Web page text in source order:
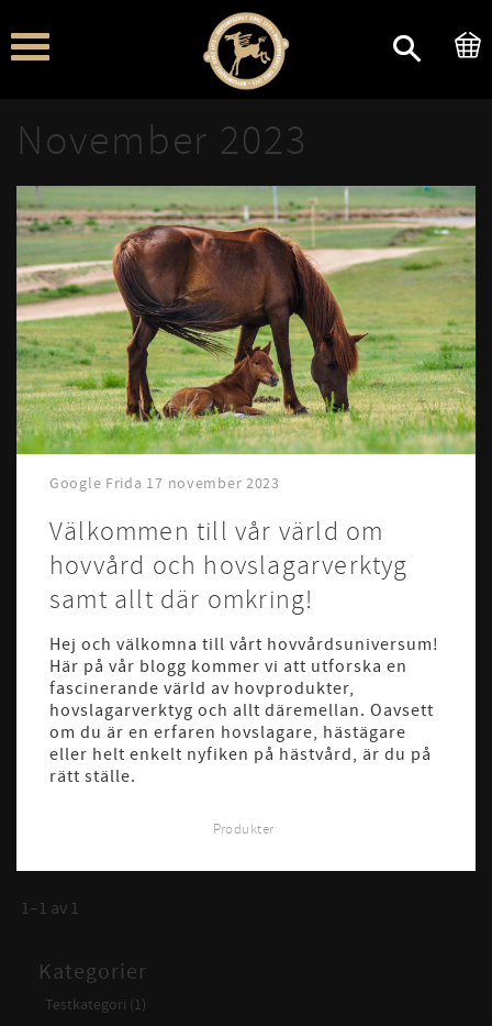
Meny
November 2023
Google Frida 17 november 2023
Välkommen till vår värld om
hovvård och hovslagarverktyg
samt allt där omkring!
Hej och välkomna till vårt hovvårdsuniversum!
Här på vår blogg kommer vi att utforska en
fascinerande värld av hovprodukter,
hovslagarverktyg och allt däremellan. Oavsett
om du är en erfaren hovslagare, hästägare
eller helt enkelt nyfiken på hästvård, är du på
rätt ställe.
Produkter
1–1 av 1
Kategorier
Testkategori (1)